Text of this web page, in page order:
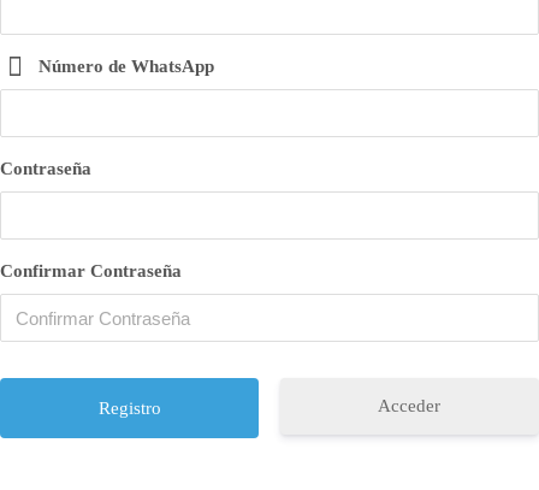
Número de WhatsApp
Contraseña
Confirmar Contraseña
Acceder